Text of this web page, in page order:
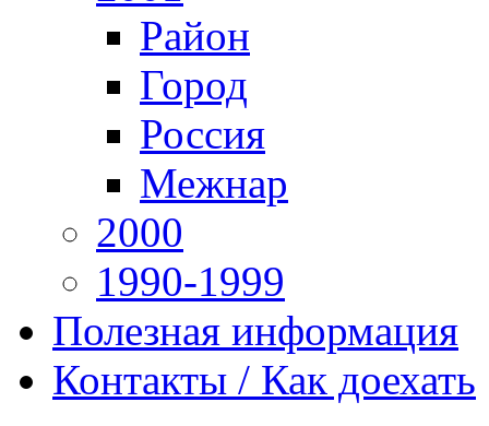
Район
Город
Россия
Межнар
2000
1990-1999
Полезная информация
Контакты / Как доехать